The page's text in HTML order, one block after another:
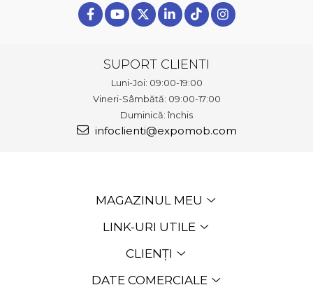
SUPORT CLIENTI
Luni-Joi: 09:00-19:00
Vineri-Sâmbătă: 09:00-17:00
Duminică: închis
infoclienti@expomob.com
MAGAZINUL MEU
LINK-URI UTILE
CLIENȚI
DATE COMERCIALE